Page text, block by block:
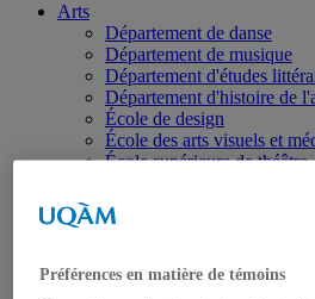
Arts
Département de danse
Département de musique
Département d'études
Département d'histoire de
École de design
École des arts visuels et
École supérieure de théâtre
Communication
Département de
École des médias
Préférences en matière de témoins